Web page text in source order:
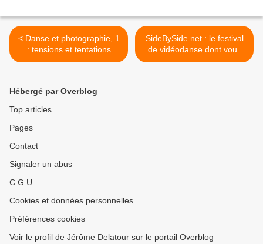
< Danse et photographie, 1
: tensions et tentations
SideBySide.net : le festival
de vidéodanse dont vous
êtes le héros >
Hébergé par Overblog
Top articles
Pages
Contact
Signaler un abus
C.G.U.
Cookies et données personnelles
Préférences cookies
Voir le profil de Jérôme Delatour sur le portail Overblog